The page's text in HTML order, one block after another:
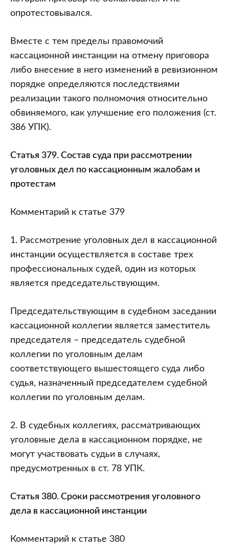
опротестовывался.
Вместе с тем пределы правомочий
кассационной инстанции на отмену приговора
либо внесение в него изменений в ревизионном
порядке определяются последствиями
реализации такого полномочия относительно
обвиняемого, как улучшение его положения (ст.
386 УПК).
Статья 379. Состав суда при рассмотрении
уголовных дел по кассационным жалобам и
протестам
Комментарий к статье 379
1. Рассмотрение уголовных дел в кассационной
инстанции осуществляется в составе трех
профессиональных судей, один из которых
является председательствующим.
Председательствующим в судебном заседании
кассационной коллегии является заместитель
председателя – председатель судебной
коллегии по уголовным делам
соответствующего вышестоящего суда либо
судья, назначенный председателем судебной
коллегии по уголовным делам.
2. В судебных коллегиях, рассматривающих
уголовные дела в кассационном порядке, не
могут участвовать судьи в случаях,
предусмотренных в ст. 78 УПК.
Статья 380. Сроки рассмотрения уголовного
дела в кассационной инстанции
Комментарий к статье 380